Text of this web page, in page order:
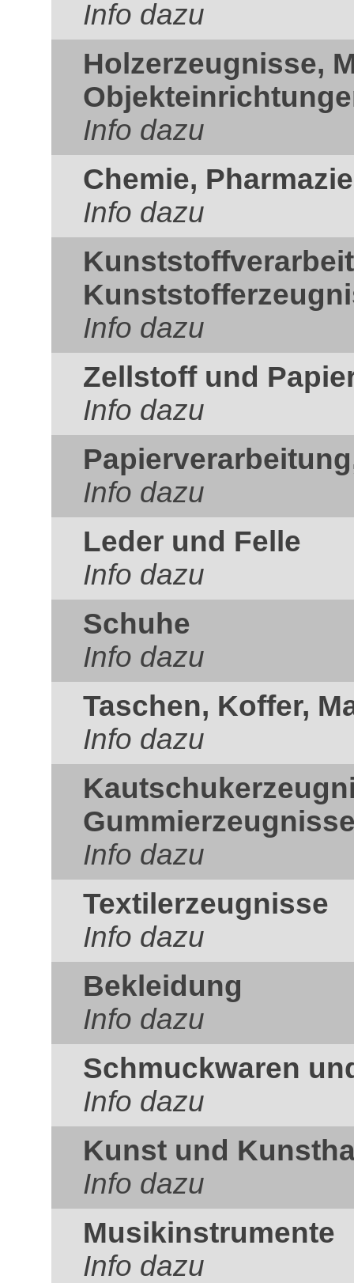
Info dazu
Holzerzeugnisse,
Info dazu
Chemie,
Info dazu
Info dazu
Zellstoff und
Info dazu
Info dazu
Leder und Felle
Info dazu
Schuhe
Info dazu
Taschen, Koffer,
Info dazu
Info dazu
Textilerzeugnisse
Info dazu
Bekleidung
Info dazu
Schmuckwaren
Info dazu
Kunst und
Info dazu
Musikinstrumente
Info dazu